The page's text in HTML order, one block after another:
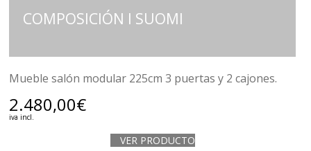
COMPOSICIÓN I SUOMI
Mueble salón modular 225cm 3 puertas y 2 cajones.
2.480,00€
iva incl.
VER PRODUCTO